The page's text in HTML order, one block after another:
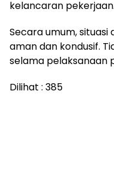
kelancaran pekerjaan.
Secara umum, situasi
aman dan kondusif.
selama pelaksanaan
Dilihat : 385